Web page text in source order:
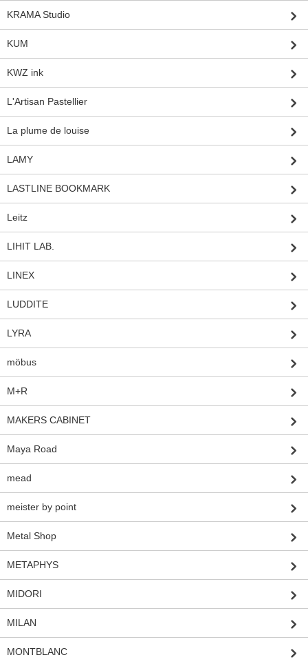
KRAMA Studio
KUM
KWZ ink
L'Artisan Pastellier
La plume de louise
LAMY
LASTLINE BOOKMARK
Leitz
LIHIT LAB.
LINEX
LUDDITE
LYRA
möbus
M+R
MAKERS CABINET
Maya Road
mead
meister by point
Metal Shop
METAPHYS
MIDORI
MILAN
MONTBLANC